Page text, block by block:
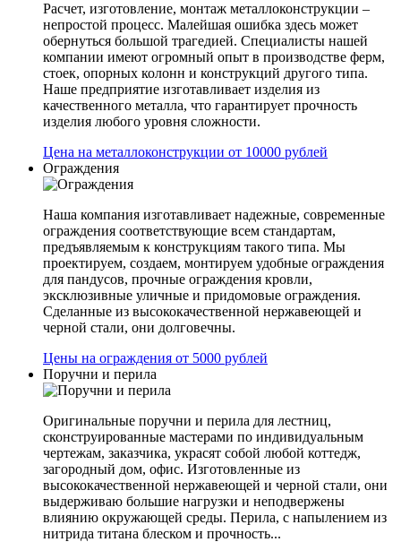
Расчет, изготовление, монтаж металлоконструкции –
непростой процесс. Малейшая ошибка здесь может
обернуться большой трагедией. Специалисты нашей
компании имеют огромный опыт в производстве ферм,
стоек, опорных колонн и конструкций другого типа.
Наше предприятие изготавливает изделия из
качественного металла, что гарантирует прочность
изделия любого уровня сложности.
Цена на металлоконструкции от 10000 рублей
Ограждения
Наша компания изготавливает надежные, современные
ограждения соответствующие всем стандартам,
предъявляемым к конструкциям такого типа. Мы
проектируем, создаем, монтируем удобные ограждения
для пандусов, прочные ограждения кровли,
эксклюзивные уличные и придомовые ограждения.
Сделанные из высококачественной нержавеющей и
черной стали, они долговечны.
Цены на ограждения от 5000 рублей
Поручни и перила
Оригинальные поручни и перила для лестниц,
сконструированные мастерами по индивидуальным
чертежам, заказчика, украсят собой любой коттедж,
загородный дом, офис. Изготовленные из
высококачественной нержавеющей и черной стали, они
выдерживаю большие нагрузки и неподвержены
влиянию окружающей среды. Перила, с напылением из
нитрида титана блеском и прочность...